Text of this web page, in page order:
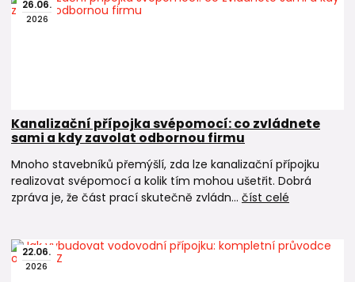
26.06.
2026
Kanalizační přípojka svépomocí: co zvládnete
sami a kdy zavolat odbornou firmu
Mnoho stavebníků přemýšlí, zda lze kanalizační přípojku
realizovat svépomocí a kolik tím mohou ušetřit. Dobrá
zpráva je, že část prací skutečně zvládn... číst celé
22.06.
2026